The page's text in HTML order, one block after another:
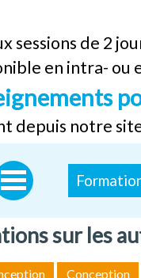
sessions de 2
en intra- ou
depuis notre
sur les
Conception